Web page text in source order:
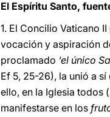
El Espíritu Santo,
1. El Concilio Vaticano
vocación y aspiración
proclamado ‘el único
Ef 5, 25-26), la unió a
ello, en la Iglesia todos
manifestarse en los